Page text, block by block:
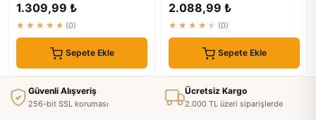
1.309,99 ₺
★★★★★ (0)
Sepete Ekle
2.088,99 ₺
★★★★★ (0)
Sepete Ekle
Güvenli Alışveriş
256-bit SSL koruması
Ücretsiz Kargo
2.000 TL üzeri siparişlerde